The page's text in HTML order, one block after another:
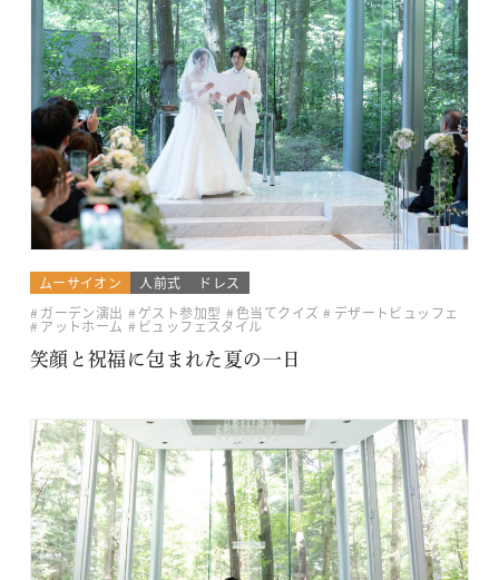
ムーサイオン 人前式
ドレス
ガーデン演出
ゲスト参加型 色当てクイズ デザートビュッフェ
アットホーム
ビュッフェスタイル
笑顔と祝福に包まれた夏の一日